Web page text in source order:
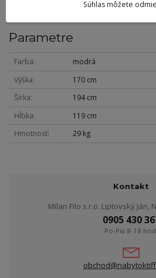
Parametre
Farba
modrá
Výška
170 cm
Šírka
194 cm
Hĺbka
119 cm
Hmotnosť
29 kg
Kontakt
Milan Filo s.r.o. Liptovský Ján,
0905 430
Po-Pia 8-18
Súhlas môžete